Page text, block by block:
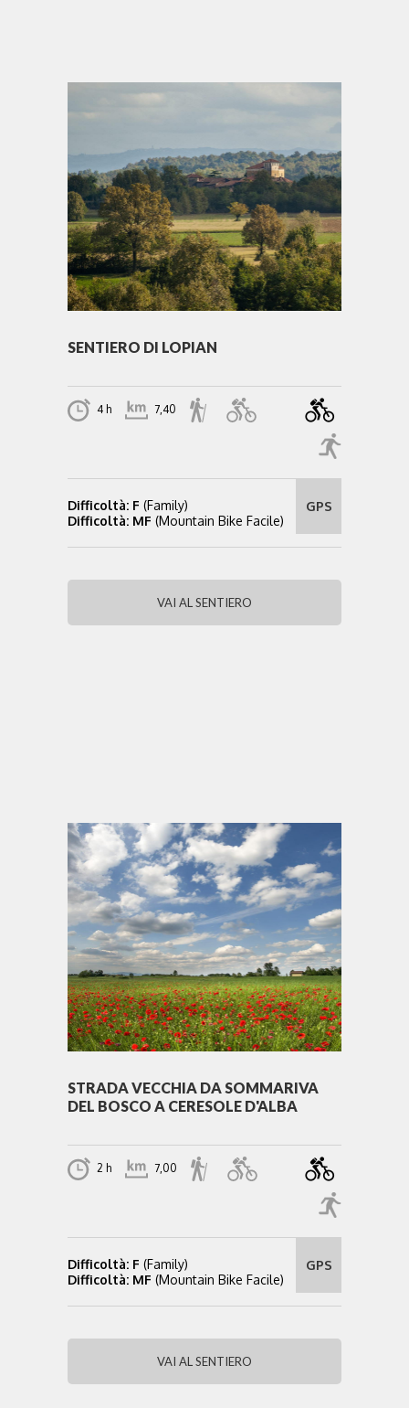
SENTIERO DI LOPIAN
4 h 7,40
Difficoltà: F (Family)
Difficoltà: MF (Mountain Bike Facile)
GPS
VAI AL SENTIERO
STRADA VECCHIA DA SOMMARIVA
DEL BOSCO A CERESOLE D'ALBA
2 h 7,00
Difficoltà: F (Family)
Difficoltà: MF (Mountain Bike Facile)
GPS
VAI AL SENTIERO